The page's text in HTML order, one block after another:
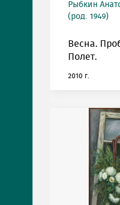
Рыбкин
(род. 1949)
Весна.
Полет.
2010 г.